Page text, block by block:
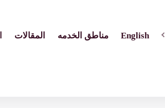
English مناطق الخدمه المقالات